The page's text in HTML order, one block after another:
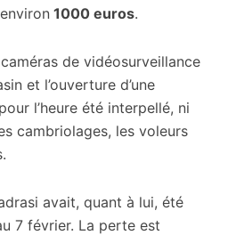
1000 euros.
de vidéosurveillance
et l’ouverture d’une
l’heure été interpellé, ni
cambriolages, les voleurs
avait, quant à lui, été
7 février. La perte est